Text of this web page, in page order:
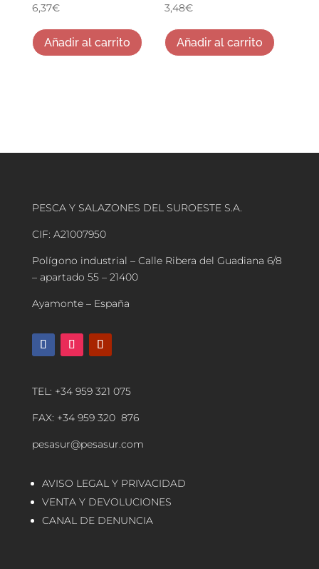
6,37€
Añadir al carrito
3,48€
Añadir al carrito
PESCA Y SALAZONES DEL SUROESTE S.A.
CIF: A21007950
Polígono industrial – Calle Ribera del Guadiana 6/8
– apartado 55 – 21400
Ayamonte – España
TEL: +34 959 321 075
FAX: +34 959 320 876
pesasur@pesasur.com
AVISO LEGAL Y PRIVACIDAD
VENTA Y DEVOLUCIONES
CANAL DE DENUNCIA